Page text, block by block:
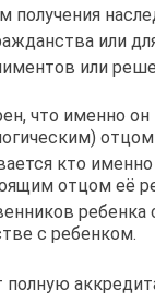
получения
или
или
что именно он
кто
отцом её
с ребенком.
полную